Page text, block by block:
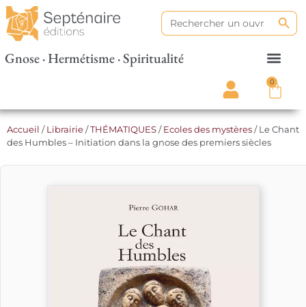
Search
for:
Gnose · Hermétisme · Spiritualité
0
Accueil /Librairie/THÉMATIQUES/Ecoles des mystères/ Le Chant
des Humbles – Initiation dans la gnose des premiers siècles